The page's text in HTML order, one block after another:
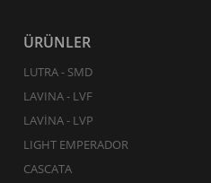
ÜRÜNLER
LUTRA - SMD
LAVINA - LVF
LAVİNA - LVP
LIGHT EMPERADOR
CASCATA